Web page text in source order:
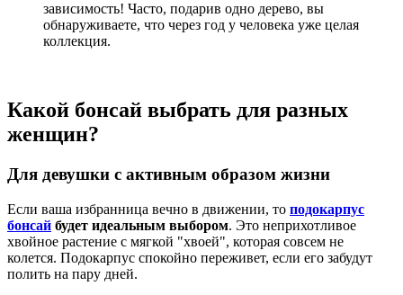
зависимость! Часто, подарив одно дерево, вы
обнаруживаете, что через год у человека уже целая
коллекция.
Какой бонсай выбрать для разных
женщин?
Для девушки с активным образом жизни
Если ваша избранница вечно в движении, то подокарпус
бонсай будет идеальным выбором. Это неприхотливое
хвойное растение с мягкой "хвоей", которая совсем не
колется. Подокарпус спокойно переживет, если его забудут
полить на пару дней.